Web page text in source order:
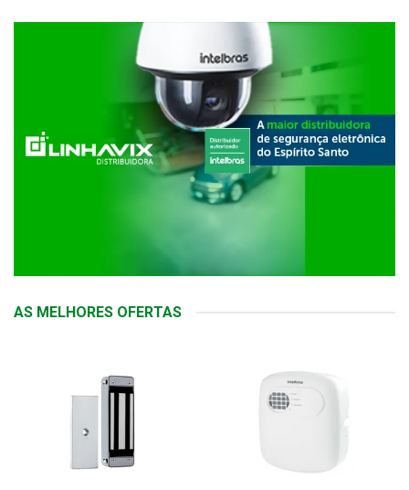
AS MELHORES OFERTAS